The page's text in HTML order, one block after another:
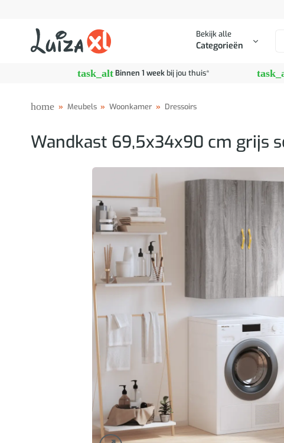
Bekijk alle
Categorieën
task_altBinnen 1 weekbij jou thuis*
home » Meubels » Woonkamer » Dressoirs
Wandkast 69,5x34x90 cm grijs